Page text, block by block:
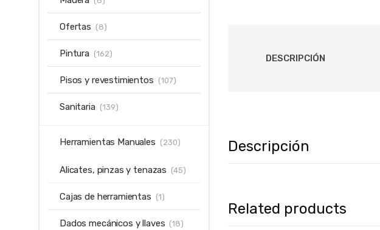
DESCRIPCIÓN
Descripción
Related products
Ofertas (8)
Pintura (162)
Pisos y revestimientos (107)
Sanitaria (139)
Herramientas Manuales (230)
Alicates, pinzas y tenazas (45)
Cajas de herramientas (1)
Dados mecánicos y llaves (18)